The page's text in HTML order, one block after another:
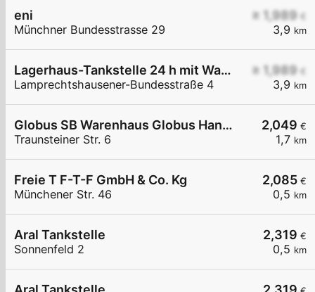
≥ 1,989 €
3,9 km
eni
Münchner Bundesstrasse 29
≥ 1,989 €
3,9 km
Lagerhaus-Tankstelle 24 h mit Waschportal
Lamprechtshausener-Bundesstraße 4
2,049 €
1,7 km
Globus SB Warenhaus Globus Handelshof St. Wendel GmbH & Co. KG Betriebsstätte Freilassing
Traunsteiner Str. 6
2,085 €
0,5 km
Freie T F-T-F GmbH & Co. Kg
Münchener Str. 46
2,319 €
0,5 km
Aral Tankstelle
Sonnenfeld 2